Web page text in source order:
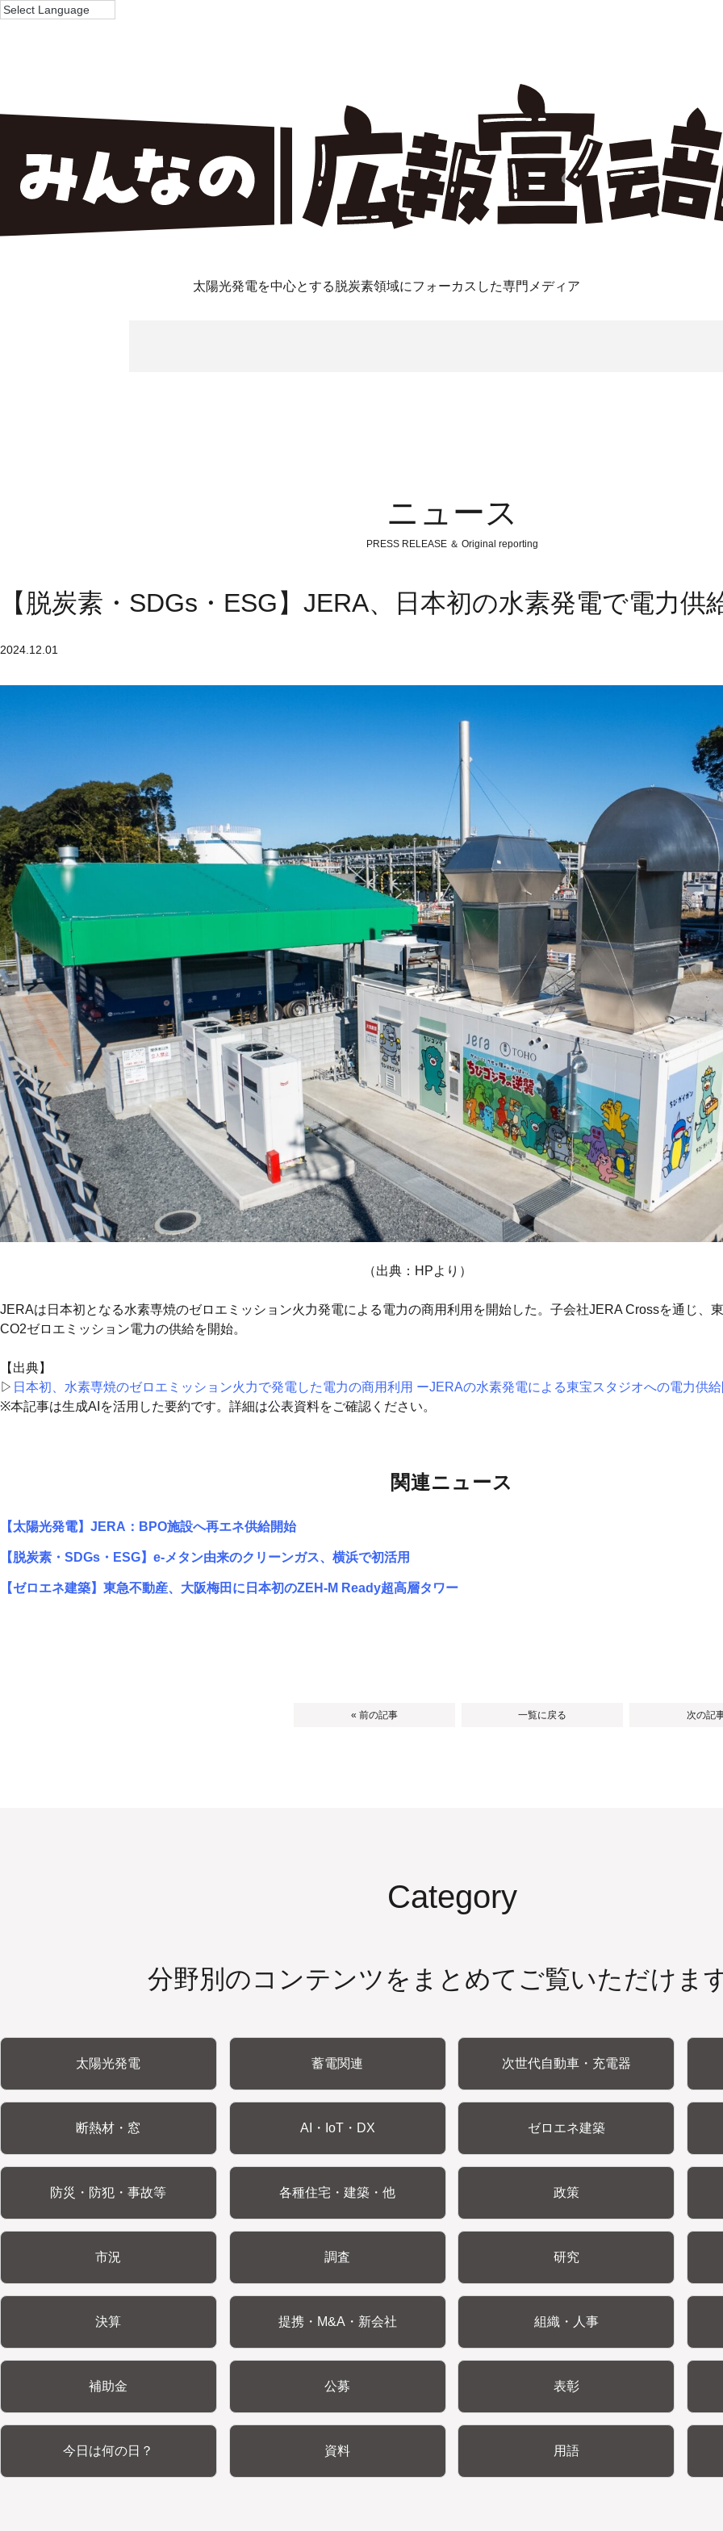
太陽光発電を中心とする脱炭素領域にフォーカスした専門メディア
ニュース
PRESS RELEASE ＆ Original reporting
【脱炭素・SDGs・ESG】JERA、日本初の水素発電で電力供
2024.12.01
（出典：HPより）
JERAは日本初となる水素専焼のゼロエミッション火力発電による電力の商用利用を開始した。子会社JERA Crossを通じ、
CO2ゼロエミッション電力の供給を開始。
【出典】
▷ 日本初、水素専焼のゼロエミッション火力で発電した電力の商用利用 ーJERAの水素発電による東宝スタジオへの電力供
※本記事は生成AIを活用した要約です。詳細は公表資料をご確認ください。
関連ニュース
【太陽光発電】JERA：BPO施設へ再エネ供給開始
【脱炭素・SDGs・ESG】e-メタン由来のクリーンガス、横浜で初活用
【ゼロエネ建築】東急不動産、大阪梅田に日本初のZEH-M Ready超高層タワー
« 前の記事 一覧に戻る 次の記
Category
分野別のコンテンツをまとめてご覧いただけま
太陽光発電 蓄電関連 次世代自動車・充電器
断熱材・窓 AI・IoT・DX ゼロエネ建築
防災・防犯・事故等 各種住宅・建築・他 政策
市況 調査 研究
決算 提携・M&A・新会社 組織・人事
補助金 公募 表彰
今日は何の日？ 資料 用語